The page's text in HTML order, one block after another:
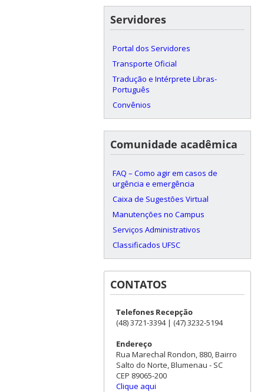
Servidores
Portal dos Servidores
Transporte Oficial
Tradução e Intérprete Libras-
Português
Convênios
Comunidade acadêmica
FAQ – Como agir em casos de
urgência e emergência
Caixa de Sugestões Virtual
Manutenções no Campus
Serviços Administrativos
Classificados UFSC
CONTATOS
Telefones Recepção
(48) 3721-3394 | (47) 3232-5194
Endereço
Rua Marechal Rondon, 880, Bairro
Salto do Norte, Blumenau - SC
CEP 89065-200
Clique aqui